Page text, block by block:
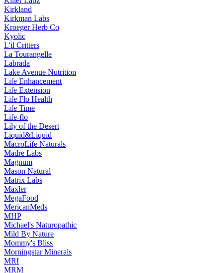
Kirkland
Kirkman Labs
Kroeger Herb Co
Kyolic
L'il Critters
La Tourangelle
Labrada
Lake Avenue Nutrition
Life Enhancement
Life Extension
Life Flo Health
Life Time
Life-flo
Lily of the Desert
Liquid&Liquid
MacroLife Naturals
Madre Labs
Magnum
Mason Natural
Matrix Labs
Maxler
MegaFood
MericanMeds
MHP
Michael's Naturopathic
Mild By Nature
Mommy's Bliss
Morningstar Minerals
MRI
MRM